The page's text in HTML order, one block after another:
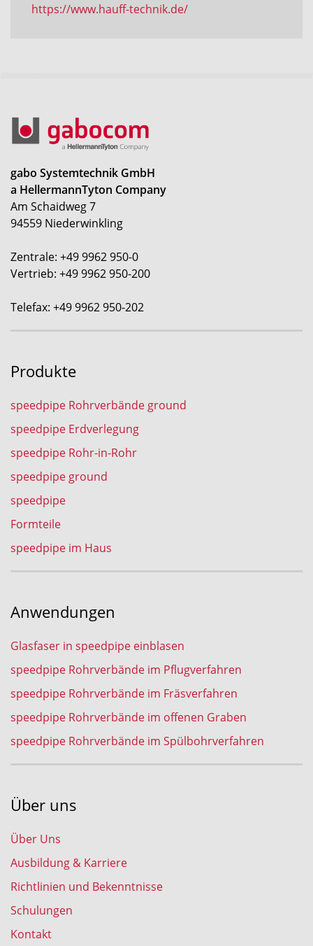
https://www.hauff-technik.de/
gabo Systemtechnik GmbH
a HellermannTyton Company
Am Schaidweg 7
94559 Niederwinkling
Zentrale: +49 9962 950-0
Vertrieb: +49 9962 950-200
Telefax: +49 9962 950-202
Produkte
speedpipe Rohrverbände ground
speedpipe Erdverlegung
speedpipe Rohr-in-Rohr
speedpipe ground
speedpipe
Formteile
speedpipe im Haus
Anwendungen
Glasfaser in speedpipe einblasen
speedpipe Rohrverbände im Pflugverfahren
speedpipe Rohrverbände im Fräsverfahren
speedpipe Rohrverbände im offenen Graben
speedpipe Rohrverbände im Spülbohrverfahren
Über uns
Über Uns
Ausbildung & Karriere
Richtlinien und Bekenntnisse
Schulungen
Kontakt